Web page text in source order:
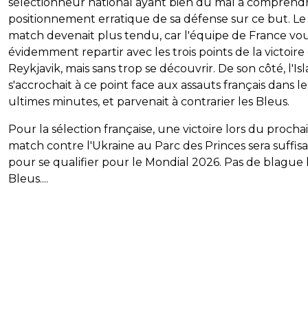
sélectionneur national ayant bien du mal à
positionnement erratique de sa défense sur ce but. Le
match devenait plus tendu, car l'équipe de France
évidemment repartir avec les trois points de la victoire
Reykjavik, mais sans trop se découvrir. De son côté,
s'accrochait à ce point face aux assauts français dans
ultimes minutes, et parvenait à contrarier les Bleus.
Pour la sélection française, une victoire lors du
match contre l'Ukraine au Parc des Princes sera
pour se qualifier pour le Mondial 2026. Pas de blague
Bleus....